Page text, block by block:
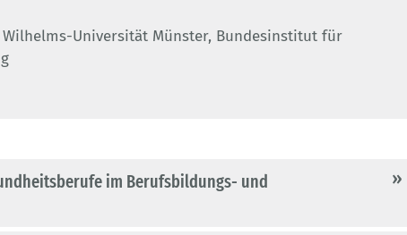
Wilhelms-Universität Münster, Bundesinstitut für
im Berufsbildungs- und